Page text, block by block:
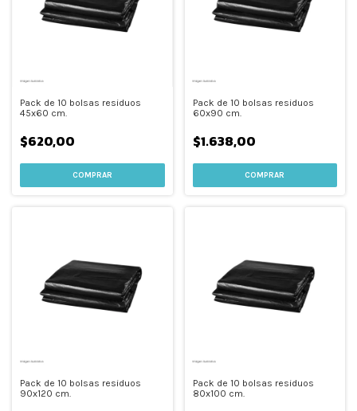
Pack de 10 bolsas residuos
45x60 cm.
$620,00
Pack de 10 bolsas residuos
60x90 cm.
$1.638,00
Pack de 10 bolsas residuos
90x120 cm.
Pack de 10 bolsas residuos
80x100 cm.